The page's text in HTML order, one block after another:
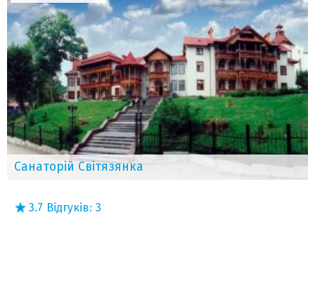
Санаторій Світязянка
3.7 Відгуків: 3